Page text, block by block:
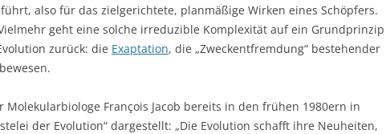
also für das zielgerichtete, planmäßige Wirken eines Schöpfers.
geht eine solche irreduzible Komplexität auf ein Grundprinzip
zurück: die Exaptation, die „Zweckentfremdung“ bestehender
Molekularbiologe François Jacob bereits in den frühen 1980ern in
der Evolution“ dargestellt: „Die Evolution schafft ihre Neuheiten,